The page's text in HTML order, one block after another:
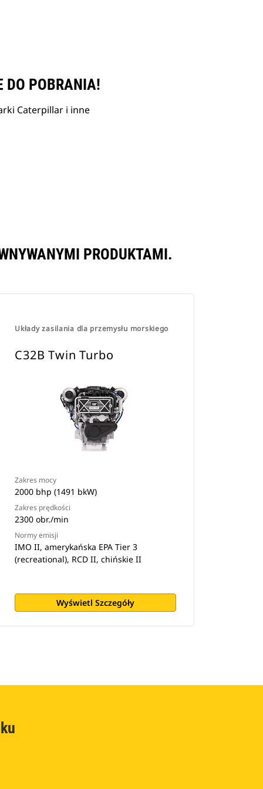
DO POBRANIA!
Caterpillar i inne
PRODUKTAMI.
Układy zasilania dla przemysłu morskiego
C32B Twin Turbo
Zakres mocy
2000 bhp (1491 bkW)
Zakres prędkości
2300 obr./min
Normy emisji
IMO II, amerykańska EPA Tier 3
(recreational), RCD II, chińskie II
Wyświetl Szczegóły